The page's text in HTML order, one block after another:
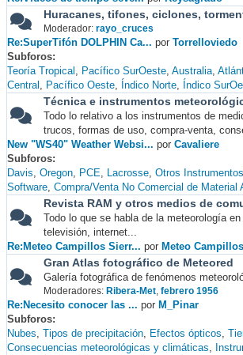
Huracanes, tifones, ciclones,
Moderador: rayo_cruces
Re:SuperTifón DOLPHIN Ca... por Torrelloviedo
Subforos
Teoría Tropical
Pacífico SurOeste Australia
Central
Pacífico Oeste Índico Norte Índico
Técnica e instrumentos
Todo lo relativo a los instrumentos de
trucos, formas de uso, compra-venta,
New "WS40" Weather Websi... por Cavaliere
Subforos
Davis Oregon PCE Lacrosse Otros
Software Compra/Venta No Comercial de Material
Revista RAM y otros medios de
Todo lo que se habla de la meteorología
televisión, internet...
Re:Meteo Campillos Sierr... por Meteo
Gran Atlas fotográfico de Meteored
Galería fotográfica de fenómenos
Moderadores: Ribera-Met, febrero 1956
Re:Necesito conocer las ... por M_Pinar
Subforos
Nubes Tipos de precipitación Efectos ópticos
Consecuencias meteorológicas y climáticas